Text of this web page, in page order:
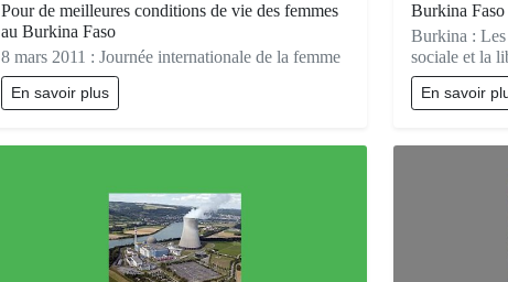
Pour de meilleures conditions de vie des femmes
au Burkina Faso
8 mars 2011 : Journée internationale de la femme
En savoir plus
Burkina
Burkina : Les
sociale et la
En savoir